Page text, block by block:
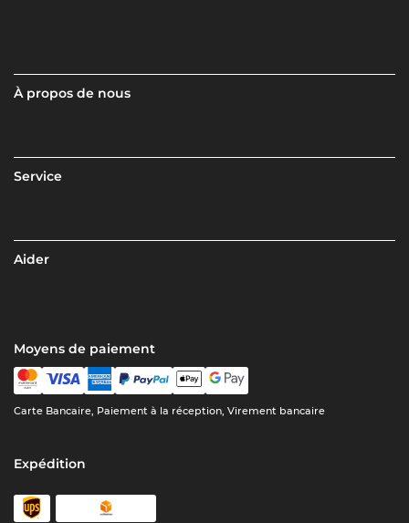
À propos de nous
Service
Aider
Moyens de paiement
Carte Bancaire, Paiement à la réception, Virement bancaire
Expédition